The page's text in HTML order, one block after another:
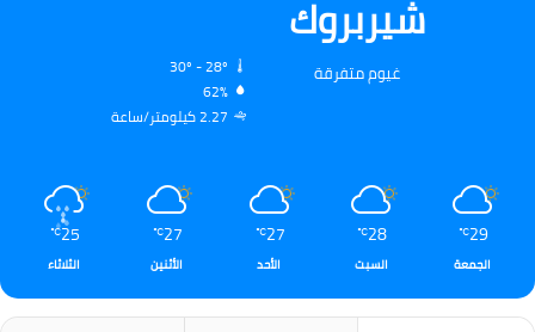
شيربروك
غيوم متفرقة
62%
2.27 كيلومتر/ساعة
29
℃
الجمعة
28
℃
السبت
27
℃
الأحد
27
℃
الأثنين
25
℃
الثلاثاء